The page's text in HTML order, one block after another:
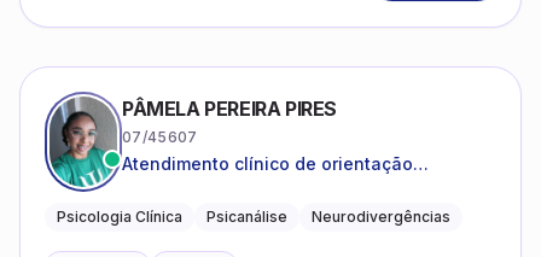
PÂMELA PEREIRA PIRES
07/45607
Atendimento clínico de orientação
crianças neurotípicas
Psicologia Clínica Psicanálise Neurodivergências